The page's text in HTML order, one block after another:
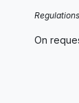
Regulations
On